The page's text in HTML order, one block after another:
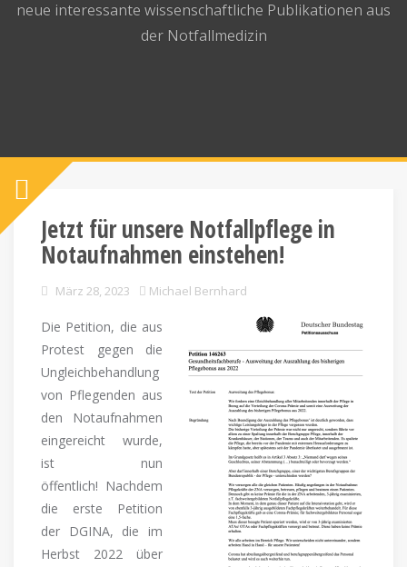
neue interessante wissenschaftliche Publikationen aus
der Notfallmedizin
Jetzt für unsere Notfallpflege in
Notaufnahmen einstehen!
März 28, 2023 Michael Bernhard
Die Petition, die aus
Protest gegen die
Ungleichbehandlung
von Pflegenden aus
den Notaufnahmen
eingereicht wurde,
ist nun
öffentlich! Nachdem
die erste Petition
der DGINA, die im
Herbst 2022 über